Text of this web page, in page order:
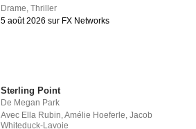
Drame ,Thriller
5 août 2026 sur FX Networks
Sterling Point
De Megan Park
Avec Ella Rubin,Amélie Hoeferle,Jacob
Whiteduck-Lavoie